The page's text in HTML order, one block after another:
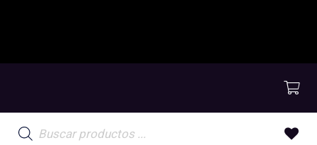
de
productos